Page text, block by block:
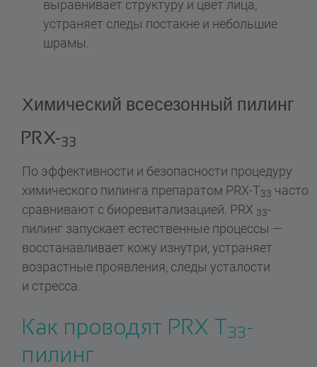
выравнивает структуру и цвет лица,
устраняет следы постакне и небольшие
шрамы.
Химический всесезонный пилинг
PRX-33
По эффективности и безопасности процедуру
химического пилинга препаратом PRX-T33 часто
сравнивают с биоревитализацией. PRX 33-
пилинг запускает естественные процессы —
восстанавливает кожу изнутри, устраняет
возрастные проявления, следы усталости
и стресса.
Как проводят PRX T33-
пилинг